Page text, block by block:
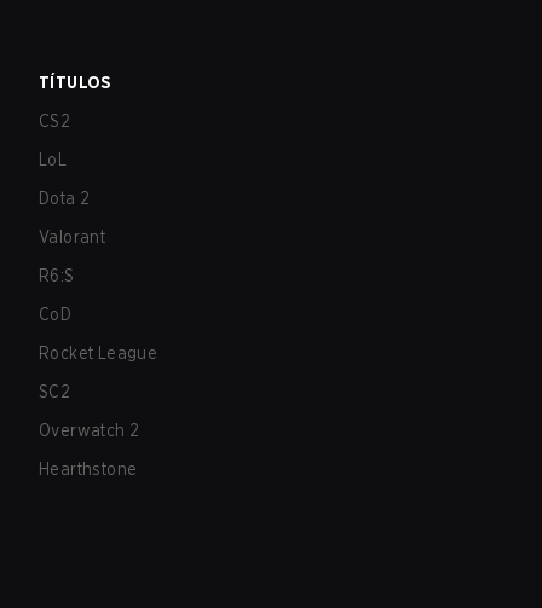
TÍTULOS
CS2
LoL
Dota 2
Valorant
R6:S
CoD
Rocket League
SC2
Overwatch 2
Hearthstone